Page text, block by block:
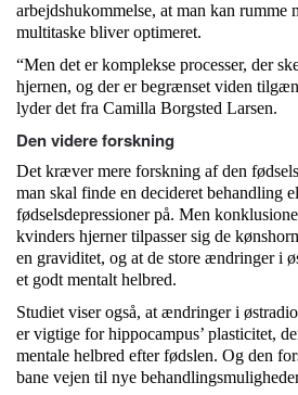
arbejdshukommelse, at man kan rumme
multitaske bliver optimeret.
“Men det er komplekse processer, der
hjernen, og der er begrænset viden
lyder det fra Camilla Borgsted Larsen.
Den videre forskning
Det kræver mere forskning af den
man skal finde en decideret behandling
fødselsdepressioner på. Men
kvinders hjerner tilpasser sig de
en graviditet, og at de store ændringer i
et godt mentalt helbred.
Studiet viser også, at ændringer i
er vigtige for hippocampus’ plasticitet,
mentale helbred efter fødslen. Og den
bane vejen til nye